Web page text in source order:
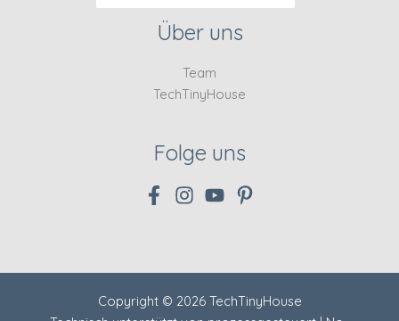
Über uns
Team
TechTinyHouse
Folge uns
Copyright © 2026 TechTinyHouse